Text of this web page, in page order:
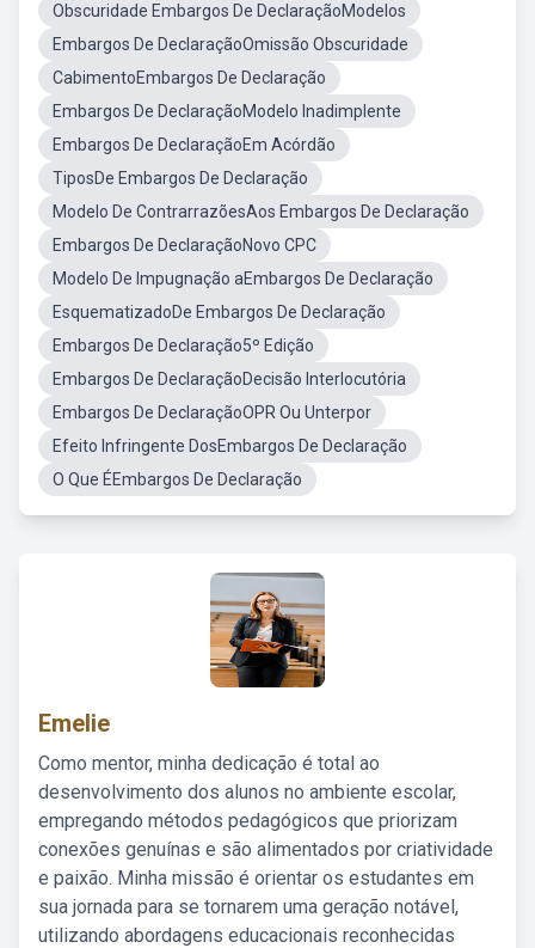
Obscuridade Embargos De DeclaraçãoModelos
Embargos De DeclaraçãoOmissão Obscuridade
CabimentoEmbargos De Declaração
Embargos De DeclaraçãoModelo Inadimplente
Embargos De DeclaraçãoEm Acórdão
TiposDe Embargos De Declaração
Modelo De ContrarrazõesAos Embargos De Declaração
Embargos De DeclaraçãoNovo CPC
Modelo De Impugnação aEmbargos De Declaração
EsquematizadoDe Embargos De Declaração
Embargos De Declaração5º Edição
Embargos De DeclaraçãoDecisão Interlocutória
Embargos De DeclaraçãoOPR Ou Unterpor
Efeito Infringente DosEmbargos De Declaração
O Que ÉEmbargos De Declaração
Emelie
Como mentor, minha dedicação é total ao
desenvolvimento dos alunos no ambiente escolar,
empregando métodos pedagógicos que priorizam
conexões genuínas e são alimentados por criatividade
e paixão. Minha missão é orientar os estudantes em
sua jornada para se tornarem uma geração notável,
utilizando abordagens educacionais reconhecidas